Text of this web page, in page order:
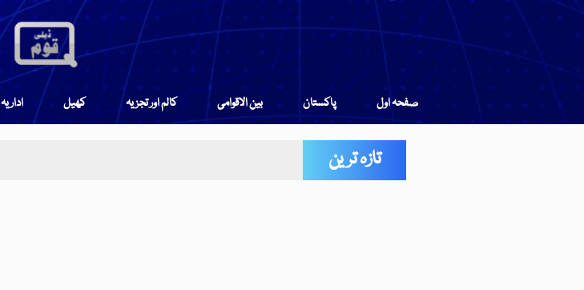
اداریہ کھیل کالم اور تجزیہ بین الاقوامی پاکستان صفحہ اول
تازہ ترین